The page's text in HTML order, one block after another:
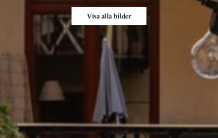
Visa alla bilder